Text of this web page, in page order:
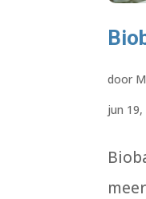
door
jun 19,